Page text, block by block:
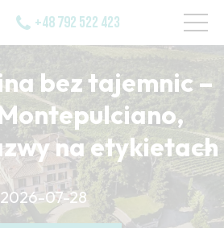
+48 792 522 423
bez tajemnic –
na etykietach
2026-07-28
CZYTAJ WIĘCEJ